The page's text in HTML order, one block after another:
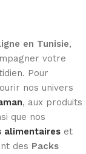
en Tunisie,
votre
Pour
nos univers
, aux produits
que nos
alimentaires et
des Packs